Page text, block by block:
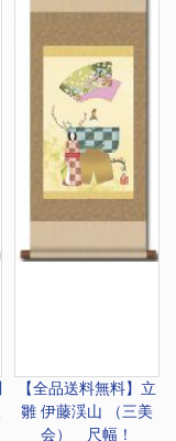
【全品送料無料】 立
雛 伊藤渓山 （三美
会） 尺幅！